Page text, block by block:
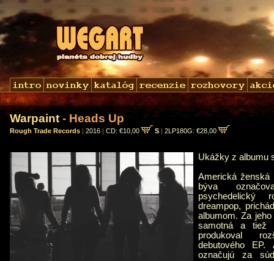
Warpaint - Heads Up
Rough Trade Records | 2016 | CD: €10,00 S | 2LP180G: €28,00
Ukážky z albumu
Americká ženská
býva
dreampop,
albumom. Za
samotná a tiež
produkoval
debutového EP.
označujú za